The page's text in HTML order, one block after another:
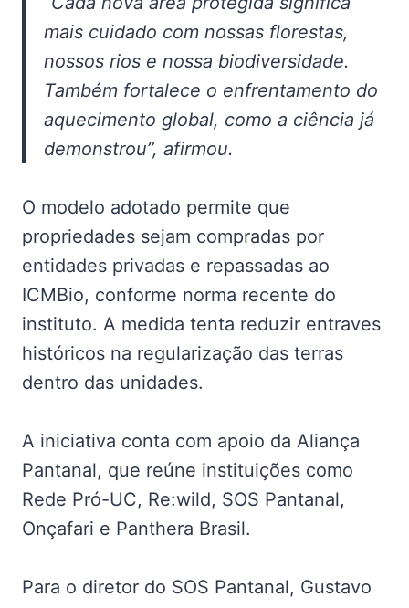
mais cuidado com nossas florestas,
nossos rios e nossa biodiversidade.
Também fortalece o enfrentamento do
aquecimento global, como a ciência já
demonstrou”, afirmou.
O modelo adotado permite que
propriedades sejam compradas por
entidades privadas e repassadas ao
ICMBio, conforme norma recente do
instituto. A medida tenta reduzir entraves
históricos na regularização das terras
dentro das unidades.
A iniciativa conta com apoio da Aliança
Pantanal, que reúne instituições como
Rede Pró-UC, Re:wild, SOS Pantanal,
Onçafari e Panthera Brasil.
Para o diretor do SOS Pantanal, Gustavo